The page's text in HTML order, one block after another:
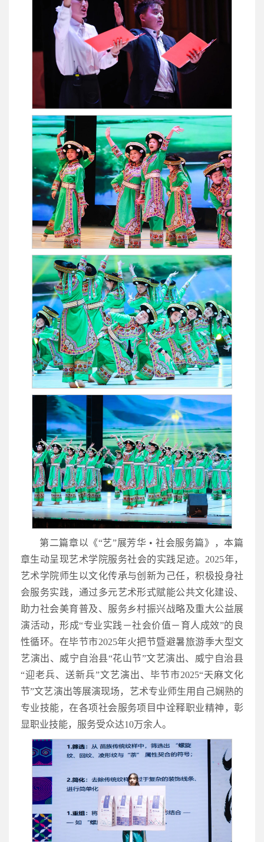
第二篇章以《“艺”展芳华 • 社会服务篇》，本篇
章生动呈现艺术学院服务社会的实践足迹。2025年，
艺术学院师生以文化传承与创新为己任，积极投身社
会服务实践，通过多元艺术形式赋能公共文化建设、
助力社会美育普及、服务乡村振兴战略及重大公益展
演活动，形成“专业实践－社会价值－育人成效”的良
性循环。在毕节市2025年火把节暨避暑旅游季大型文
艺演出、威宁自治县“花山节”文艺演出、威宁自治县
“迎老兵、送新兵”文艺演出、毕节市2025“天麻文化
节”文艺演出等展演现场，艺术专业师生用自己娴熟的
专业技能，在各项社会服务项目中诠释职业精神，彰
显职业技能，服务受众达10万余人。